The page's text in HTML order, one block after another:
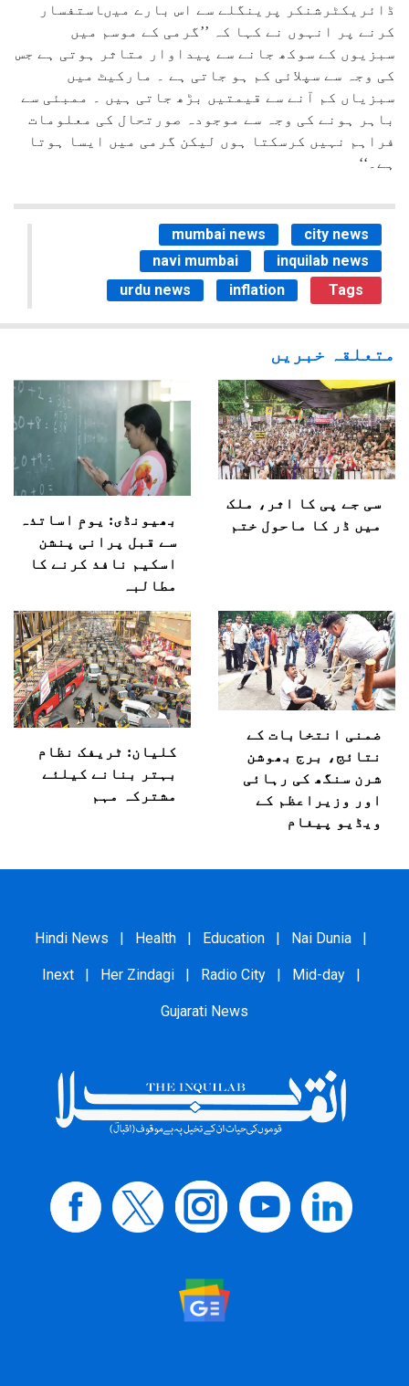
ڈائریکٹرشنکر پرینگلے سے اس بارے میںاستفسار
کرنے پر انہوں نے کہا کہ ’’گرمی کے موسم میں
سبزیوں کے سوکھ جانے سے پیداوار متاثر ہوتی ہے جس
کی وجہ سے سپلائی کم ہو جاتی ہے ۔ مارکیٹ میں
سبزیاں کم آنے سے قیمتیں بڑھ جاتی ہیں ۔ ممبئی سے
باہر ہونے کی وجہ سے موجودہ صورتحال کی معلومات
فراہم نہیں کرسکتا ہوں لیکن گرمی میں ایسا ہوتا
ہے۔‘‘
mumbai news
city news
navi mumbai
inquilab news
urdu news
inflation Tags
متعلقہ خبریں
سی جے پی کا اثر، ملک
میں ڈر کا ماحول ختم
بھیونڈی: یومِ اساتذہ
سے قبل پرانی پنشن
اسکیم نافذ کرنے کا
مطالبہ
ضمنی انتخابات کے
نتائج، برج بھوشن
شرن سنگھ کی رہائی
اور وزیراعظم کے
ویڈیو پیغام
کلیان: ٹریفک نظام
بہتر بنانے کیلئے
مشترکہ مہم
Hindi News | Health | Education | Nai Dunia |
Inext | Her Zindagi | Radio City | Mid-day |
Gujarati News